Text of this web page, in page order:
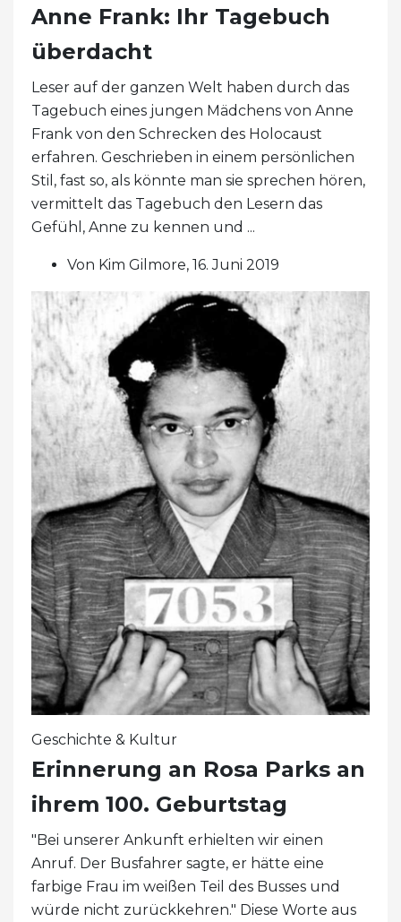
Anne Frank: Ihr Tagebuch
überdacht
Leser auf der ganzen Welt haben durch das
Tagebuch eines jungen Mädchens von Anne
Frank von den Schrecken des Holocaust
erfahren. Geschrieben in einem persönlichen
Stil, fast so, als könnte man sie sprechen hören,
vermittelt das Tagebuch den Lesern das
Gefühl, Anne zu kennen und ...
Von Kim Gilmore, 16. Juni 2019
Geschichte & Kultur
Erinnerung an Rosa Parks an
ihrem 100. Geburtstag
"Bei unserer Ankunft erhielten wir einen
Anruf. Der Busfahrer sagte, er hätte eine
farbige Frau im weißen Teil des Busses und
würde nicht zurückkehren." Diese Worte aus